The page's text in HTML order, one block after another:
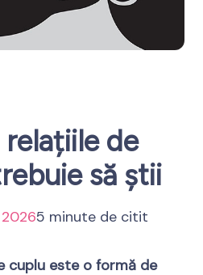
de
să știi
5 minute de citit
cuplu este o formă de